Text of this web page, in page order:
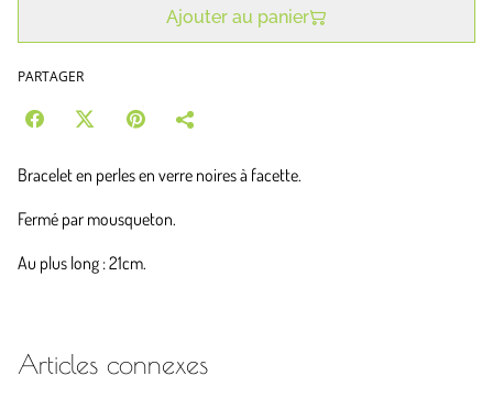
Ajouter au panier
PARTAGER
Bracelet en perles en verre noires à facette.
Fermé par mousqueton.
Au plus long : 21cm.
Articles connexes